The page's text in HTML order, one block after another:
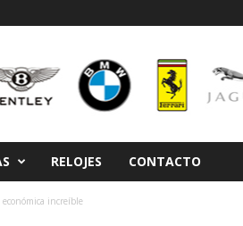
RELOJES CONTACTO
increíble